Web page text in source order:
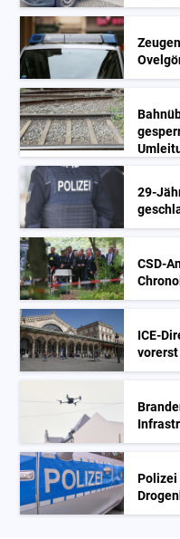
29-
CSD-
ICE-